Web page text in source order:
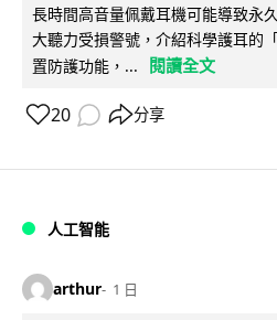
長時間高音量佩戴耳機可能導致永
大聽力受損警號，介紹科學護耳的
置防護功能，...
閱讀全文
20 分享
人工智能
arthur 1 日